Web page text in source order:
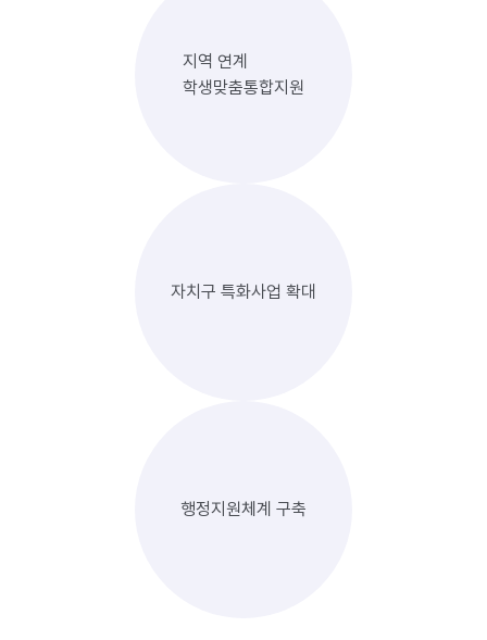
지역 연계
학생맞춤통합지원
자치구 특화사업 확대
행정지원체계 구축